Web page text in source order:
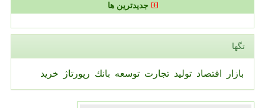
جدیدترین ها
تگها
بازار اقتصاد تولید تجارت توسعه بانك رپورتاژ خرید